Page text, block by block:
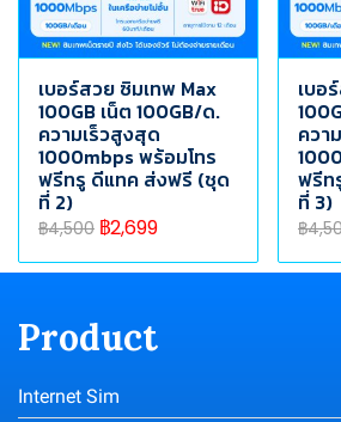
เบอร์สวย ซิมเทพ Max
100GB เน็ต 100GB/ด.
ความเร็วสูงสุด
1000mbps พร้อมโทร
ฟรีทรู ดีแทค ส่งฟรี (ชุด
ที่ 2)
฿4,500 ฿2,699
เบอ
ควา
ฟรีท
ที่ 3)
฿
Product
Internet Sim